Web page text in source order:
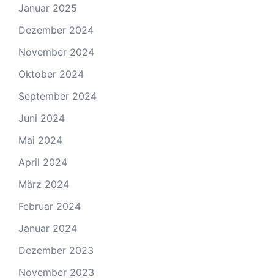
Januar 2025
Dezember 2024
November 2024
Oktober 2024
September 2024
Juni 2024
Mai 2024
April 2024
März 2024
Februar 2024
Januar 2024
Dezember 2023
November 2023